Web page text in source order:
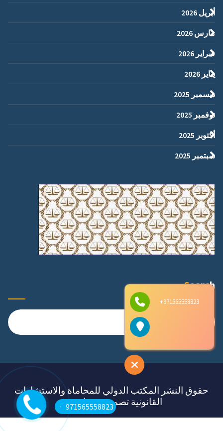
أبريل 2026
مارس 2026
فبراير 2026
يناير 2026
ديسمبر 2025
نوفمبر 2025
أكتوبر 2025
سبتمبر 2025
Search
عن:
حقوق النشر المكتب الدولي للمحاماة والاستشارات
القانونية تصميم ميديا ستور
971565558823+
971565558823+